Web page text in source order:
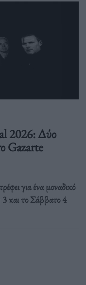
2026: Δύο
Gazarte
για ένα μοναδικό
και το Σάββατο 4